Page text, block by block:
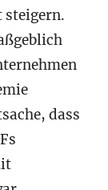
steigern.
dass